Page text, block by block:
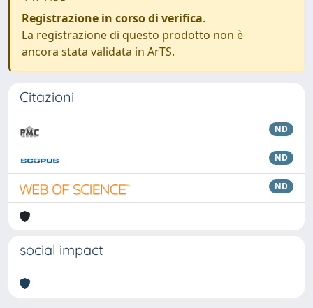
Registrazione in corso di verifica.
La registrazione di questo prodotto non è
ancora stata validata in ArTS.
Citazioni
ND
ND
ND
social impact